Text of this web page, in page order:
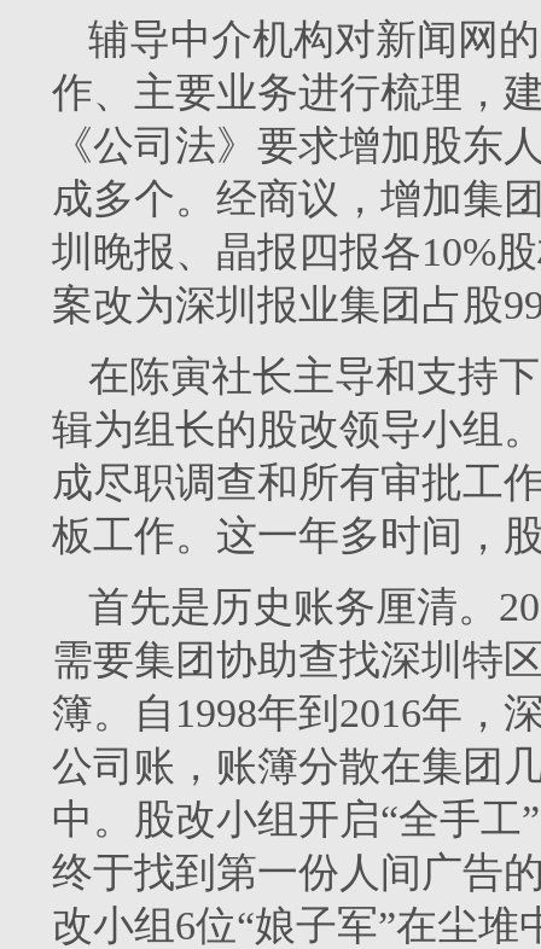
辅导中介机构对新闻网
作、主要业务进行梳理，
《公司法》要求增加股东
成多个。经商议，增加集
圳晚报、晶报四报各10%
案改为深圳报业集团占股
在陈寅社长主导和支持
辑为组长的股改领导小组
成尽职调查和所有审批工
板工作。这一年多时间，
首先是历史账务厘清。
需要集团协助查找深圳特
簿。自1998年到2016年，
公司账，账簿分散在集团
中。股改小组开启“全手工
终于找到第一份人间广告
改小组6位“娘子军”在尘